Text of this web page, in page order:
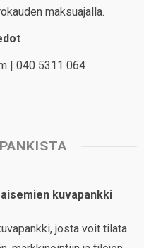
maksuajalla.
| 040 5311 064
kuvapankki
josta voit tilata